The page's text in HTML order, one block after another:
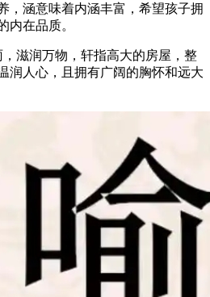
，涵意味着内涵丰富，希望孩子拥
内在品质。
滋润万物，轩指高大的房屋，整
润人心，且拥有广阔的胸怀和远大